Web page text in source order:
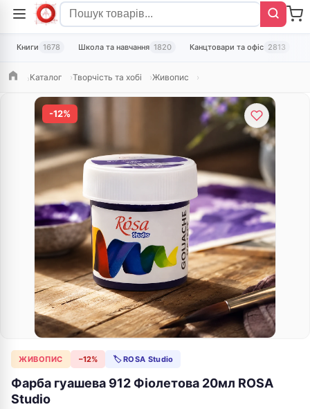
Книги 1678 Школа та навчання 1820 Канцтовари та офіс 2813
ГоловнаКаталог Творчість та хобі Живопис
-12%
ЖИВОПИС −12% 🏷 ROSA Studio
Фарба гуашева 912 Фіолетова 20мл ROSA
Studio